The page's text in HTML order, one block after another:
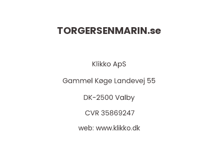
TORGERSENMARIN.se
web: www.klikko.dk